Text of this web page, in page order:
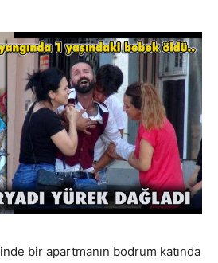
bir apartmanın bodrum katında